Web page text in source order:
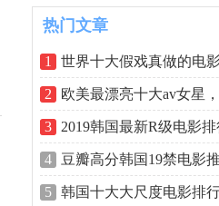
热门文章
1 世界十大假戏真做的电影排
2 欧美最漂亮十大av女星，绝
3 2019韩国最新R级电影
4 豆瓣高分韩国19禁电影推荐
5 韩国十大大尺度电影排行榜